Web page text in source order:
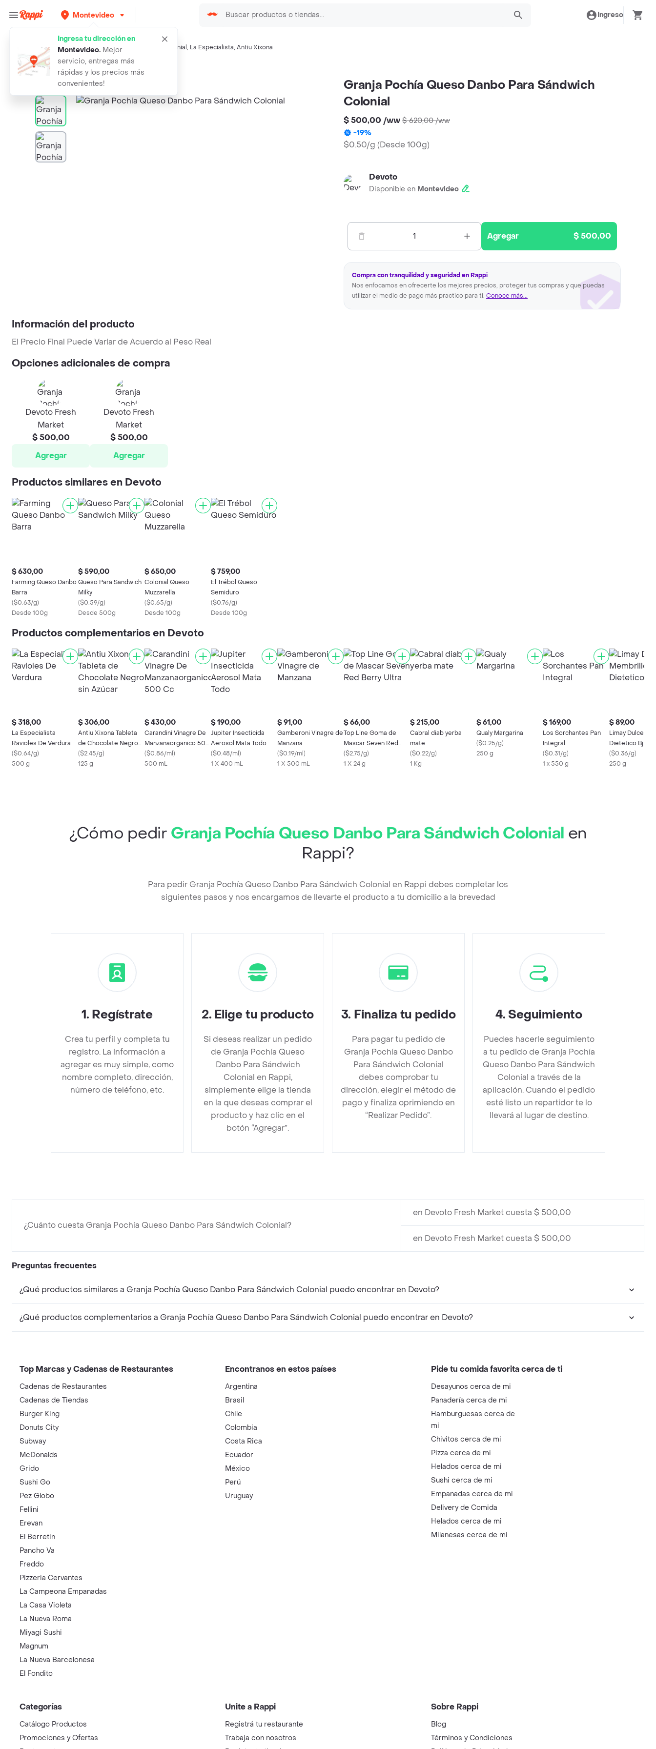
Montevideo
Ingresa tu dirección en
Montevideo. Mejor
servicio, entregas más
rápidas y los precios más
convenientes!
Ingreso
Búsquedas relacionadas:Quesos frescos Colonial , La Especialista, Antiu Xixona
Rappi granja pochia queso danbo para sand
Granja Pochía Queso Danbo Para Sándwich
Colonial
$ 500,00 /ww $ 620,00/ww
-19%
$0.50/g (Desde 100g)
Devoto
Disponible en Montevideo
1 Agregar $ 500,00
Compra con tranquilidad y seguridad en Rappi
Nos enfocamos en ofrecerte los mejores precios, proteger tus compras y que puedas
utilizar el medio de pago más practico para ti. Conoce más...
Información del producto
El Precio Final Puede Variar de Acuerdo al Peso Real
Opciones adicionales de compra
Devoto Fresh
Market
$ 500,00
Agregar
Devoto Fresh
Market
$ 500,00
Agregar
Productos similares en Devoto
$ 630,00
Farming Queso Danbo
Barra
($0.63/g)
Desde 100g
$ 590,00
Queso Para Sandwich
Milky
($0.59/g)
Desde 500g
$ 650,00
Colonial Queso
Muzzarella
($0.65/g)
Desde 100g
$ 759,00
El Trébol Queso
Semiduro
($0.76/g)
Desde 100g
Productos complementarios en Devoto
$ 318,00
La Especialista
Ravioles De Verdura
($0.64/g)
500 g
$ 306,00
Antiu Xixona Tableta
de Chocolate Negro
sin Azúcar
($2.45/g)
125 g
$ 430,00
Carandini Vinagre De
Manzanaorganico 500
Cc
($0.86/ml)
500 mL
$ 190,00
Jupiter Insecticida
Aerosol Mata Todo
($0.48/ml)
1 X 400 mL
$ 91,00
Gamberoni Vinagre de
Manzana
($0.19/ml)
1 X 500 mL
$ 66,00
Top Line Goma de
Mascar Seven Red
Berry Ultra
($2.75/g)
1 X 24 g
$ 215,00
Cabral diab yerba
mate
($0.22/g)
1 Kg
$ 61,00
Qualy Margarina
($0.25/g)
250 g
$ 169,00
Los Sorchantes Pan
Integral
($0.31/g)
1 x 550 g
$ 89,00
Limay Dulce
Dietetico Bj
($0.36/g)
250 g
¿Cómo pedir Granja Pochía Queso Danbo Para Sándwich Colonial en
Rappi?
Para pedir Granja Pochía Queso Danbo Para Sándwich Colonial en Rappi debes completar los
siguientes pasos y nos encargamos de llevarte el producto a tu domicilio a la brevedad
1. Regístrate
Crea tu perfil y completa tu
registro. La información a
agregar es muy simple, como
nombre completo, dirección,
número de teléfono, etc.
2. Elige tu producto
Si deseas realizar un pedido
de Granja Pochía Queso
Danbo Para Sándwich
Colonial en Rappi,
simplemente elige la tienda
en la que deseas comprar el
producto y haz clic en el
botón “Agregar”.
3. Finaliza tu pedido
Para pagar tu pedido de
Granja Pochía Queso Danbo
Para Sándwich Colonial
debes comprobar tu
dirección, elegir el método de
pago y finaliza oprimiendo en
“Realizar Pedido”.
4. Seguimiento
Puedes hacerle seguimiento
a tu pedido de Granja Pochía
Queso Danbo Para Sándwich
Colonial a través de la
aplicación. Cuando el pedido
esté listo un repartidor te lo
llevará al lugar de destino.
¿Cuánto cuesta Granja Pochía Queso Danbo Para Sándwich Colonial?
en Devoto Fresh Market cuesta $ 500,00
en Devoto Fresh Market cuesta $ 500,00
Preguntas frecuentes
¿Qué productos similares a Granja Pochía Queso Danbo Para Sándwich Colonial puedo encontrar en Devoto?
¿Qué productos complementarios a Granja Pochía Queso Danbo Para Sándwich Colonial puedo encontrar en Devoto?
Top Marcas y Cadenas de Restaurantes
Cadenas de Restaurantes
Cadenas de Tiendas
Burger King
Donuts City
Subway
McDonalds
Grido
Sushi Go
Pez Globo
Fellini
Erevan
El Berretin
Pancho Va
Freddo
Pizzeria Cervantes
La Campeona Empanadas
La Casa Violeta
La Nueva Roma
Miyagi Sushi
Magnum
La Nueva Barcelonesa
El Fondito
Encontranos en estos países
Argentina
Brasil
Chile
Colombia
Costa Rica
Ecuador
México
Perú
Uruguay
Pide tu comida favorita cerca de ti
Desayunos cerca de mi
Panadería cerca de mi
Hamburguesas cerca de
mi
Chivitos cerca de mi
Pizza cerca de mi
Helados cerca de mi
Sushi cerca de mi
Empanadas cerca de mi
Delivery de Comida
Helados cerca de mi
Milanesas cerca de mi
Categorías
Catálogo Productos
Promociones y Ofertas
Unite a Rappi
Registrá tu restaurante
Trabaja con nosotros
Sobre Rappi
Blog
Términos y Condiciones